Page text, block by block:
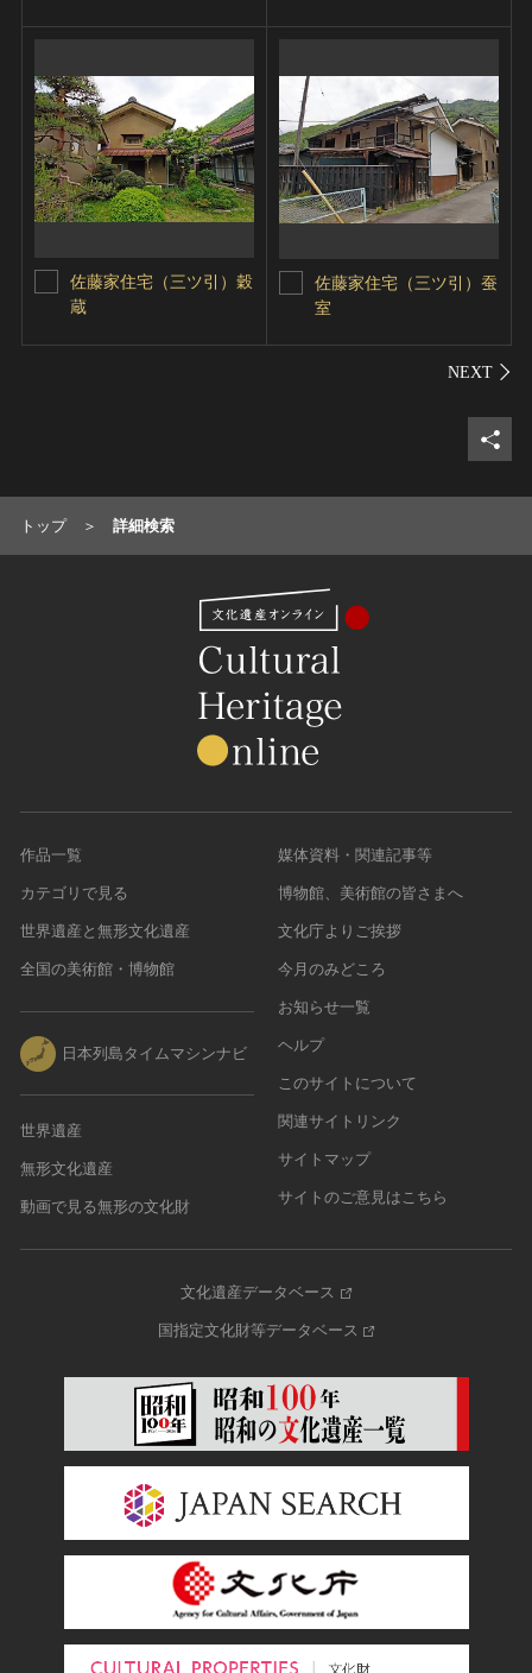
佐藤家住宅（三ツ引）穀
蔵
佐藤家住宅（三ツ引）蚕
室
シェ
トップ 詳細検索
作品一覧
カテゴリで見る
世界遺産と無形文化遺産
全国の美術館・博物館
日本列島タイムマシンナビ
世界遺産
無形文化遺産
動画で見る無形の文化財
媒体資料・関連記事等
博物館、美術館の皆さまへ
文化庁よりご挨拶
今月のみどころ
お知らせ一覧
ヘルプ
このサイトについて
関連サイトリンク
サイトマップ
サイトのご意見はこちら
文化遺産データベース
国指定文化財等データベース